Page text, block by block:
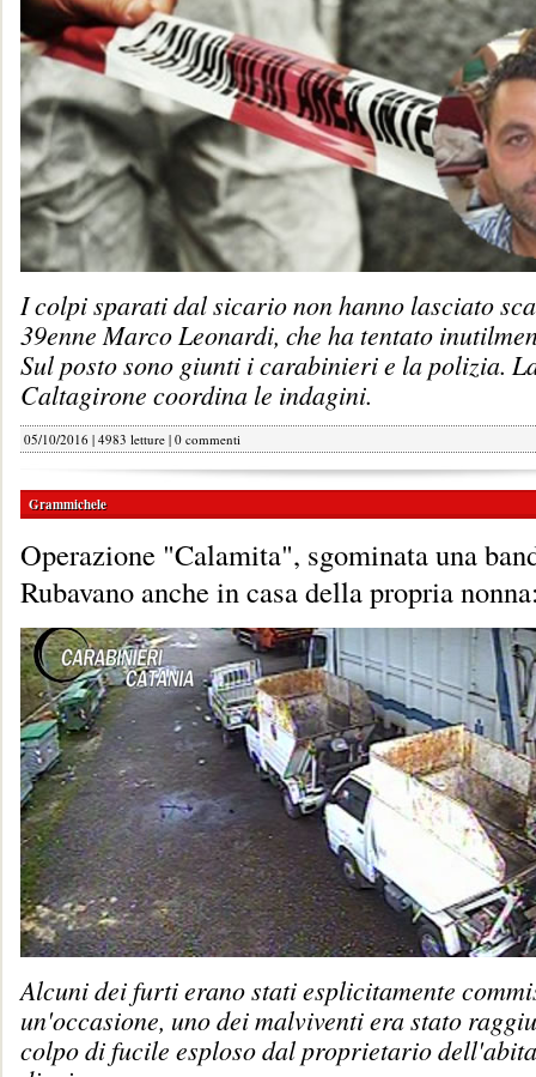
I colpi sparati dal sicario non hanno lasciato
39enne Marco Leonardi, che ha tentato
Sul posto sono giunti i carabinieri e la polizia.
Caltagirone coordina le indagini.
05/10/2016 | 4983 letture | 0 commenti
Grammichele
Operazione "Calamita", sgominata una
Rubavano anche in casa della propria
Alcuni dei furti erano stati esplicitamente
un'occasione, uno dei malviventi era stato
colpo di fucile esploso dal proprietario